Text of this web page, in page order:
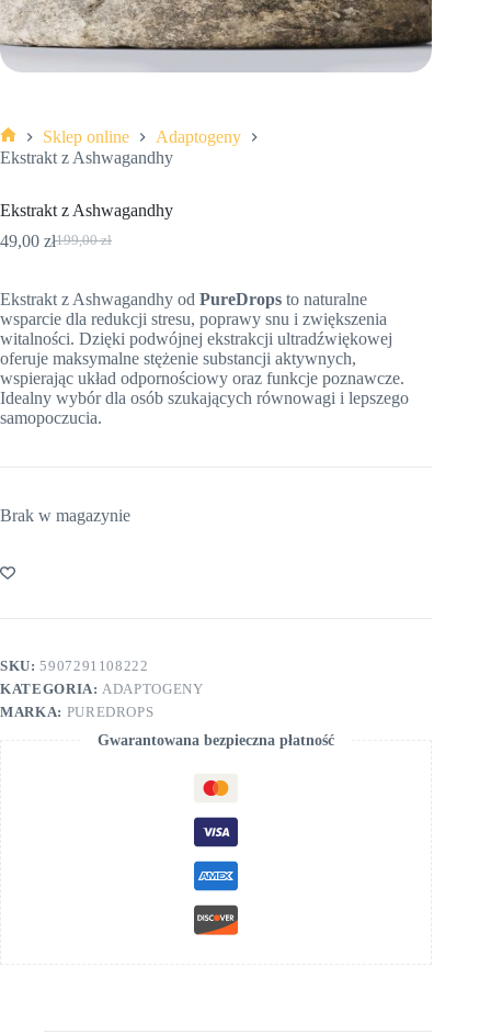
Strona
Sklep online
Adaptogeny
Ekstrakt z Ashwagandhy
Ekstrakt z Ashwagandhy
199,00zł
Pierwotna
199,00 zł.
49,00 złAktualna
49,00 zł.
Ekstrakt z Ashwagandhy od PureDrops to naturalne
wsparcie dla redukcji stresu, poprawy snu i zwiększenia
witalności. Dzięki podwójnej ekstrakcji ultradźwiękowej
oferuje maksymalne stężenie substancji aktywnych,
wspierając układ odpornościowy oraz funkcje poznawcze.
Idealny wybór dla osób szukających równowagi i lepszego
samopoczucia.
Brak w magazynie
SKU:5907291108222
KATEGORIA: ADAPTOGENY
MARKA: PUREDROPS
Gwarantowana bezpieczna płatność